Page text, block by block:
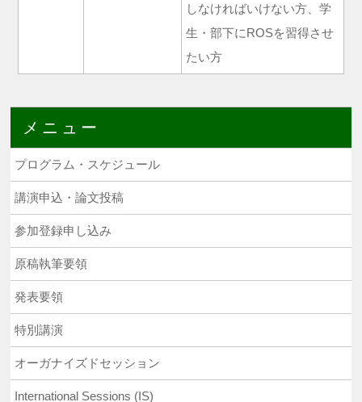
しなければいけない方、学
生・部下にROSを習得させ
たい方
メニュー
プログラム・スケジュール
講演申込・論文投稿
参加登録申し込み
原稿執筆要領
発表要領
特別講演
オーガナイズドセッション
International Sessions (IS)